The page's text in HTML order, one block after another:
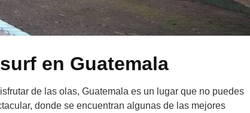
en Guatemala
de las olas, Guatemala es un lugar que no puedes
donde se encuentran algunas de las mejores